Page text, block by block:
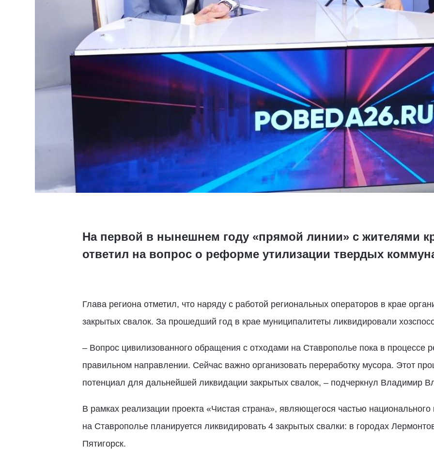
На первой в нынешнем году «прямой линии» с жителями
ответил на вопрос о реформе утилизации твердых
Глава региона отметил, что наряду с работой региональных операторов в крае
закрытых свалок. За прошедший год в крае муниципалитеты ликвидировали
– Вопрос цивилизованного обращения с отходами на Ставрополье пока в
правильном направлении. Сейчас важно организовать переработку мусора. Этот
потенциал для дальнейшей ликвидации закрытых свалок, – подчеркнул Владимир
В рамках реализации проекта «Чистая страна», являющегося частью национального
на Ставрополье планируется ликвидировать 4 закрытых свалки: в городах
Пятигорск.